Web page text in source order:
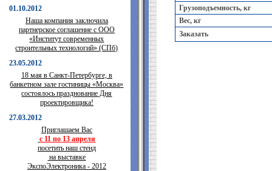
01.10.2012
Наша компания заключила
партнерское соглашение с ООО
«Институт современных
строительных технологий» (СПб)
23.05.2012
18 мая в Санкт-Петербурге, в
банкетном зале гостиницы «Москва»
состоялось празднование Дня
проектировщика!
27.03.2012
Приглашаем Вас
с 11 по 13 апреля
посетить наш стенд
на выставке
ЭкспоЭлектроника - 2012
Грузоподъемность, кг
Вес, кг
Заказать